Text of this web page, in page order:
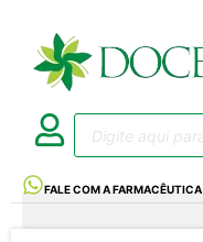
FALE COM A FARMACÊUTICA